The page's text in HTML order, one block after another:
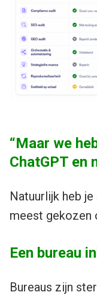
“Maar we
ChatGPT en
Natuurlijk heb
meest gekozen
Een bureau
Bureaus zijn